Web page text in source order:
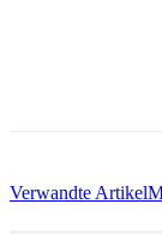
Verwandte Artikel